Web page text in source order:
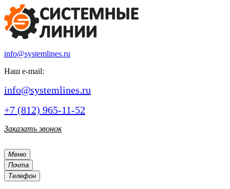
info@systemlines.ru
Наш e-mail:
info@systemlines.ru
+7 (812) 965-11-52
Заказать звонок
Меню
Почта
Телефон